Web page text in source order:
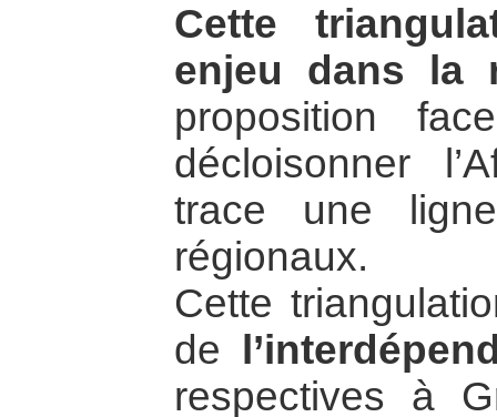
Cette
enjeu dans la
proposition
décloisonner
trace une
régionaux.
Cette
de
respectives à